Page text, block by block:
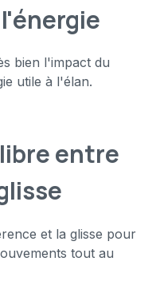
bien l'impact du
utile à l'élan.
entre
et la glisse pour
tout au